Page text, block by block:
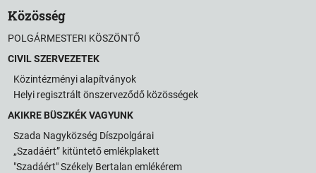
Közösség
POLGÁRMESTERI KÖSZÖNTŐ
CIVIL SZERVEZETEK
Közintézményi alapítványok
Helyi regisztrált önszerveződő közösségek
AKIKRE BÜSZKÉK VAGYUNK
Szada Nagyközség Díszpolgárai
„Szadáért” kitüntető emlékplakett
"Szadáért" Székely Bertalan emlékérem